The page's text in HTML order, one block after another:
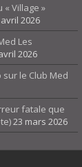
« Village »
2026
Les
2026
le Club Med
fatale que
23 mars 2026